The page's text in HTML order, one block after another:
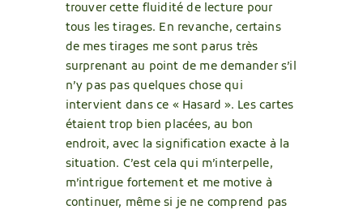
trouver cette fluidité de lecture pour
tous les tirages. En revanche, certains
de mes tirages me sont parus très
surprenant au point de me demander s’il
n’y pas pas quelques chose qui
intervient dans ce « Hasard ». Les cartes
étaient trop bien placées, au bon
endroit, avec la signification exacte à la
situation. C’est cela qui m’interpelle,
m’intrigue fortement et me motive à
continuer, même si je ne comprend pas